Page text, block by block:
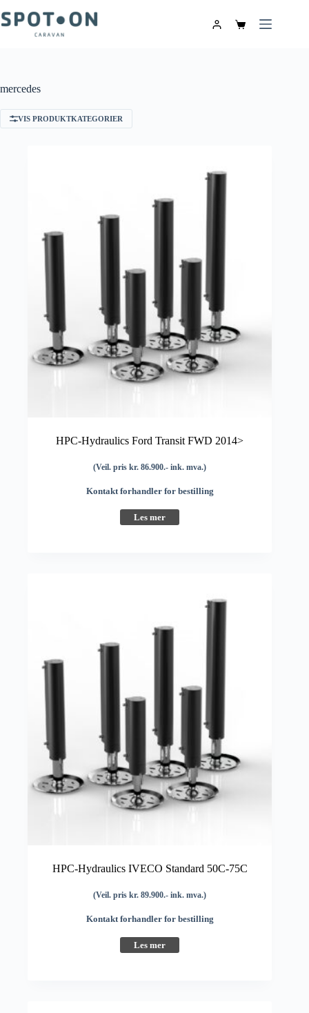
mercedes
VIS PRODUKTKATEGORIER
HPC-Hydraulics Ford Transit FWD 2014>
(Veil. pris kr. 86.900.- ink. mva.)
Kontakt forhandler for bestilling
Les mer
HPC-Hydraulics IVECO Standard 50C-75C
(Veil. pris kr. 89.900.- ink. mva.)
Kontakt forhandler for bestilling
Les mer